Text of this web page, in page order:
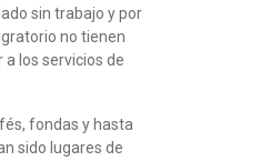
sin trabajo y por
no tienen
a los servicios de
fondas y hasta
sido lugares de